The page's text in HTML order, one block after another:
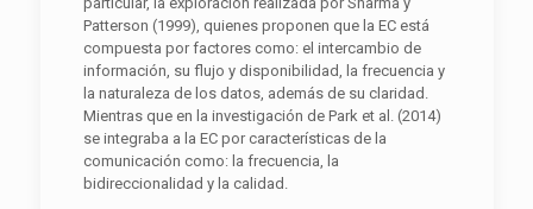
Patterson (1999), quienes proponen que la EC está
compuesta por factores como: el intercambio de
información, su flujo y disponibilidad, la frecuencia y
la naturaleza de los datos, además de su claridad.
Mientras que en la investigación de Park et al. (2014)
se integraba a la EC por características de la
comunicación como: la frecuencia, la
bidireccionalidad y la calidad.